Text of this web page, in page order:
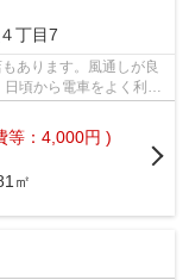
４丁目7
あります。風通しが良
頃から電車をよく利用
等：4,000円 )
㎡